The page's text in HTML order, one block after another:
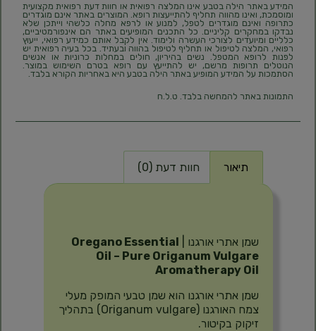
המידע באתר הילה בטבע אינו המלצה רפואית או חוות דעת רפואית מקצועית
ומוסמכת, ואינו מהווה תחליף להתייעצות רופא. המוצרים באתר אינם מוגדרים
כתרופה ואינם מוגדרים לטפל, למנוע או לרפא מחלה כלשהי וייתכן שלא
נבדקו במחקרים קליניים. כל התכנים המופיעים באתר הם אינפורמטיביים,
כלליים ומיועדים לצורכי העשרה ולימוד. אין לקבל אותם כמידע רפואי, ייעוץ
רפואי, המלצה לטיפול או תחליף לטיפול בהווה ובעתיד. בכל בעיה רפואית יש
לפנות לרופא המטפל. נשים בהיריון, חולים במחלות כרוניות או אנשים
הנוטלים תרופות מרשם, יש להתייעץ עם רופא בטרם השימוש במוצר.
הסתמכות על המידע המופיע באתר הילה בטבע היא באחריות הקורא בלבד.
התמונות באתר להמחשה בלבד. ט.ל.ח
תיאור חוות דעת (0)
שמן אתרי אורגנו |
Oregano Essential
Oil – Pure Origanum Vulgare
Aromatherapy Oil
שמן אתרי אורגנו הוא שמן טבעי המופק מעלי
צמח האורגנו (Origanum vulgare) בתהליך
זיקוק בקיטור.